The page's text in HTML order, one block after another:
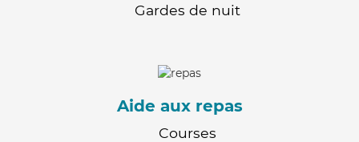
Gardes de nuit
Aide aux repas
Courses